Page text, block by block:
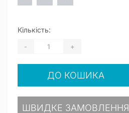
Кількість:
- +
ДО КОШИКА
ШВИДКЕ ЗАМОВЛЕННЯ